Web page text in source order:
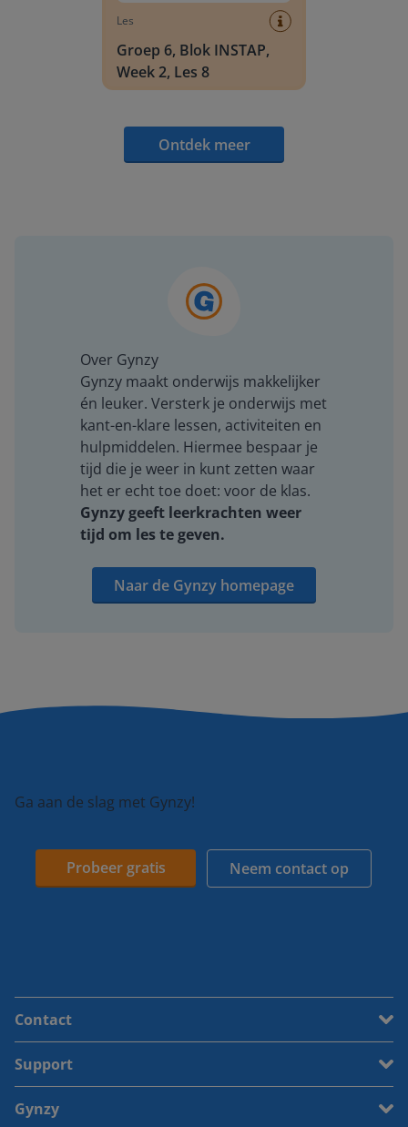
Les
Groep 6, Blok INSTAP,
Week 2, Les 8
Ontdek meer
Over Gynzy
Gynzy maakt onderwijs makkelijker
én leuker. Versterk je onderwijs met
kant-en-klare lessen, activiteiten en
hulpmiddelen. Hiermee bespaar je
tijd die je weer in kunt zetten waar
het er echt toe doet: voor de klas.
Gynzy geeft leerkrachten weer
tijd om les te geven.
Naar de Gynzy homepage
Ga aan de slag met Gynzy!
Probeer gratis Neem contact op
Contact
Support
Gynzy